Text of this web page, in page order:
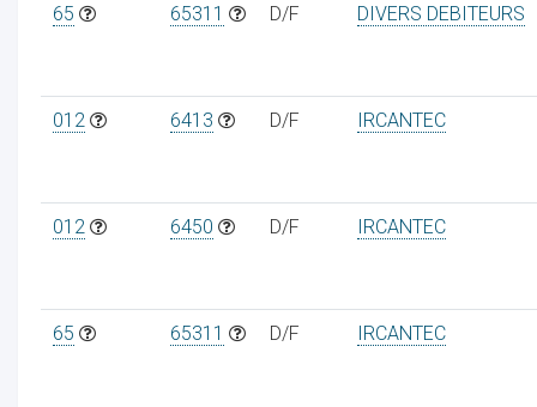
65 65311 D/F DIVERS DEBITEURS
012 6413 D/F IRCANTEC
012 6450 D/F IRCANTEC
65 65311 D/F IRCANTEC